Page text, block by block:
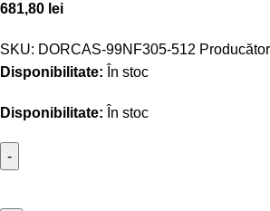
681,80 lei
SKU: DORCAS-99NF305-512
Disponibilitate: În stoc
Disponibilitate: În stoc